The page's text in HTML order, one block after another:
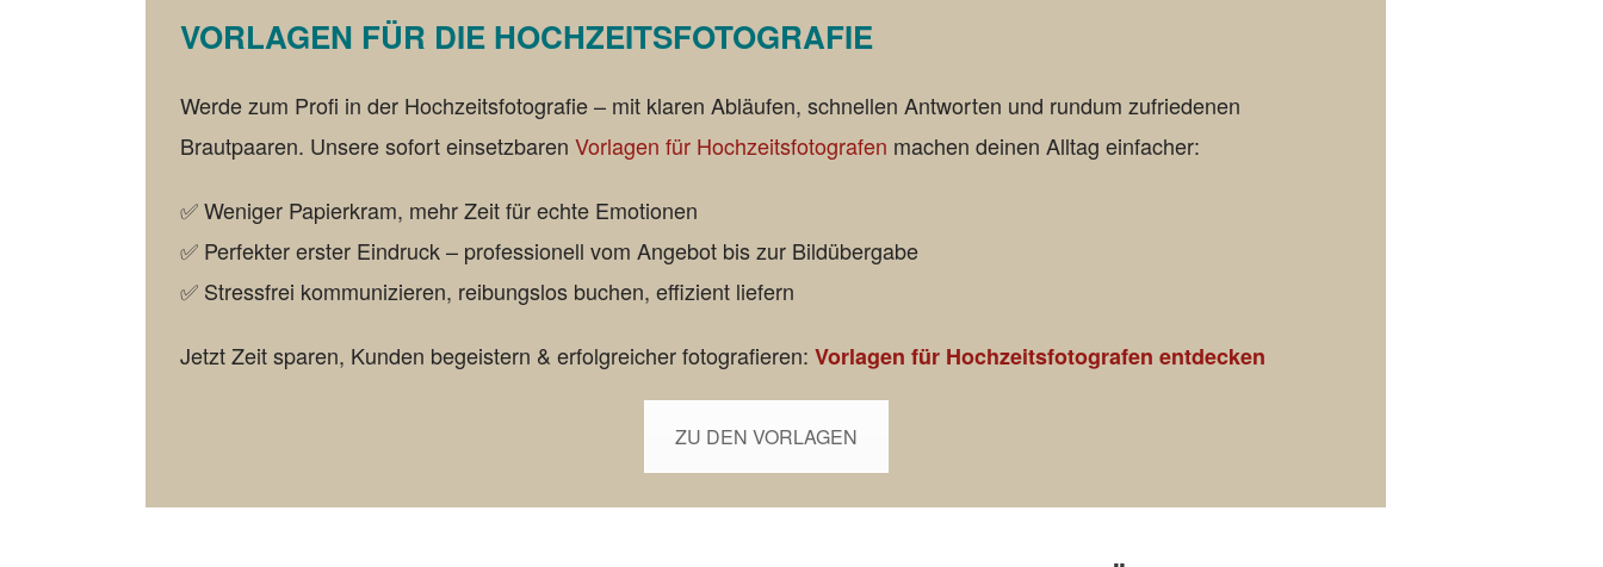
VORLAGEN FÜR DIE HOCHZEITSFOTOGRAFIE
Werde zum Profi in der Hochzeitsfotografie – mit klaren Abläufen, schnellen Antworten und rundum zufriedenen
Brautpaaren. Unsere sofort einsetzbaren Vorlagen für Hochzeitsfotografen machen deinen Alltag einfacher:
✅ Weniger Papierkram, mehr Zeit für echte Emotionen
✅ Perfekter erster Eindruck – professionell vom Angebot bis zur Bildübergabe
✅ Stressfrei kommunizieren, reibungslos buchen, effizient liefern
Jetzt Zeit sparen, Kunden begeistern & erfolgreicher fotografieren: Vorlagen für Hochzeitsfotografen entdecken
ZU DEN VORLAGEN